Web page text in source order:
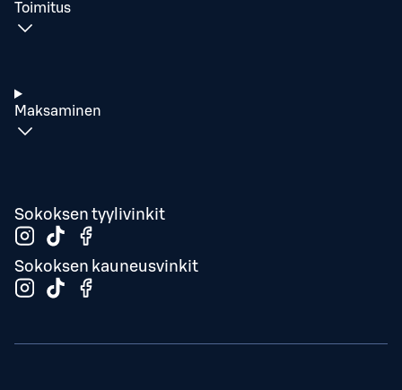
Toimitus
Maksaminen
Sokoksen tyylivinkit
Sokoksen kauneusvinkit